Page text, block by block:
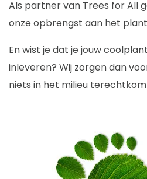
Als partner van Trees for All
onze opbrengst aan het
En wist je dat je jouw
inleveren? Wij zorgen dan
niets in het milieu